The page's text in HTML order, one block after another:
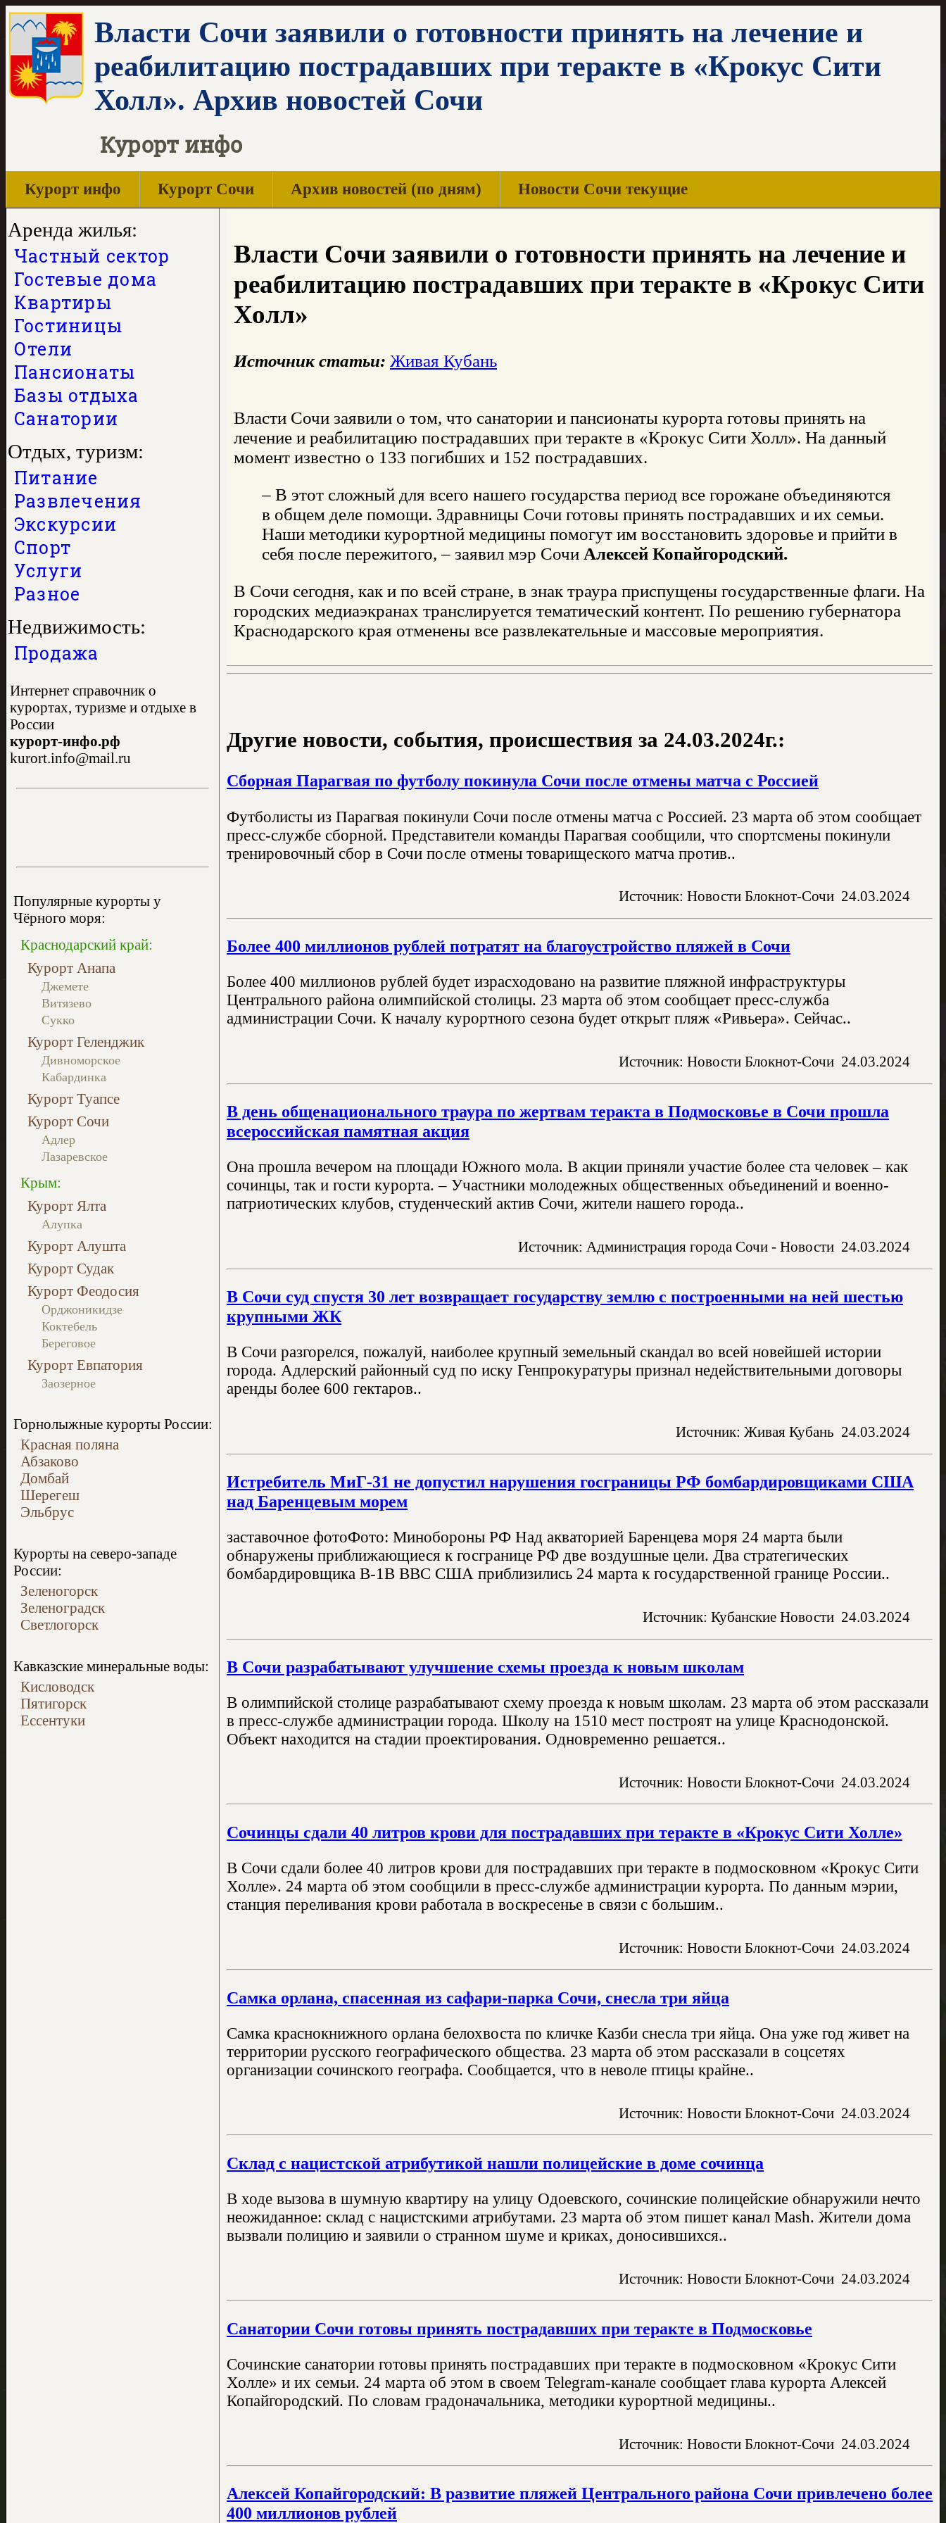
Власти Сочи заявили о готовности принять на лечение и
реабилитацию пострадавших при теракте в «Крокус Сити
Холл». Архив новостей Сочи
Курорт инфо
Курорт инфо Курорт Сочи Архив новостей (по дням) Новости Сочи текущие
Аренда жилья:
Частный сектор
Гостевые дома
Квартиры
Гостиницы
Отели
Пансионаты
Базы отдыха
Санатории
Отдых, туризм:
Питание
Развлечения
Экскурсии
Спорт
Услуги
Разное
Недвижимость:
Продажа
Интернет справочник о
курортах, туризме и отдыхе в
России
курорт-инфо.рф
kurort.info@mail.ru
Популярные курорты у
Чёрного моря:
Краснодарский край:
Курорт Анапа
Джемете
Витязево
Сукко
Курорт Геленджик
Дивноморское
Кабардинка
Курорт Туапсе
Курорт Сочи
Адлер
Лазаревское
Крым:
Курорт Ялта
Алупка
Курорт Алушта
Курорт Судак
Курорт Феодосия
Орджоникидзе
Коктебель
Береговое
Курорт Евпатория
Заозерное
Горнолыжные курорты России:
Красная поляна
Абзаково
Домбай
Шерегеш
Эльбрус
Курорты на северо-западе
России:
Зеленогорск
Зеленоградск
Светлогорск
Кавказские минеральные воды:
Кисловодск
Пятигорск
Ессентуки
Власти Сочи заявили о готовности принять на лечение и
реабилитацию пострадавших при теракте в «Крокус Сити
Холл»
Источник статьи: Живая Кубань
Власти Сочи заявили о том, что санатории и пансионаты курорта готовы принять на
лечение и реабилитацию пострадавших при теракте в «Крокус Сити Холл». На данный
момент известно о 133 погибших и 152 пострадавших.
– В этот сложный для всего нашего государства период все горожане объединяются
в общем деле помощи. Здравницы Сочи готовы принять пострадавших и их семьи.
Наши методики курортной медицины помогут им восстановить здоровье и прийти в
себя после пережитого, – заявил мэр Сочи Алексей Копайгородский.
В Сочи сегодня, как и по всей стране, в знак траура приспущены государственные флаги. На
городских медиаэкранах транслируется тематический контент. По решению губернатора
Краснодарского края отменены все развлекательные и массовые мероприятия.
Другие новости, события, происшествия за 24.03.2024г.:
Сборная Парагвая по футболу покинула Сочи после отмены матча с Россией
Футболисты из Парагвая покинули Сочи после отмены матча с Россией. 23 марта об этом сообщает
пресс-службе сборной. Представители команды Парагвая сообщили, что спортсмены покинули
тренировочный сбор в Сочи после отмены товарищеского матча против..
Источник: Новости Блокнот-Сочи 24.03.2024
Более 400 миллионов рублей потратят на благоустройство пляжей в Сочи
Более 400 миллионов рублей будет израсходовано на развитие пляжной инфраструктуры
Центрального района олимпийской столицы. 23 марта об этом сообщает пресс-служба
администрации Сочи. К началу курортного сезона будет открыт пляж «Ривьера». Сейчас..
Источник: Новости Блокнот-Сочи 24.03.2024
В день общенационального траура по жертвам теракта в Подмосковье в Сочи прошла
всероссийская памятная акция
Она прошла вечером на площади Южного мола. В акции приняли участие более ста человек – как
сочинцы, так и гости курорта. – Участники молодежных общественных объединений и военно-
патриотических клубов, студенческий актив Сочи, жители нашего города..
Источник: Администрация города Сочи - Новости 24.03.2024
В Сочи суд спустя 30 лет возвращает государству землю с построенными на ней шестью
крупными ЖК
В Сочи разгорелся, пожалуй, наиболее крупный земельный скандал во всей новейшей истории
города. Адлерский районный суд по иску Генпрокуратуры признал недействительными договоры
аренды более 600 гектаров..
Источник: Живая Кубань 24.03.2024
Истребитель МиГ-31 не допустил нарушения госграницы РФ бомбардировщиками США
над Баренцевым морем
заставочное фотоФото: Минобороны РФ Над акваторией Баренцева моря 24 марта были
обнаружены приближающиеся к госгранице РФ две воздушные цели. Два стратегических
бомбардировщика В-1В ВВС США приблизились 24 марта к государственной границе России..
Источник: Кубанские Новости 24.03.2024
В Сочи разрабатывают улучшение схемы проезда к новым школам
В олимпийской столице разрабатывают схему проезда к новым школам. 23 марта об этом рассказали
в пресс-службе администрации города. Школу на 1510 мест построят на улице Краснодонской.
Объект находится на стадии проектирования. Одновременно решается..
Источник: Новости Блокнот-Сочи 24.03.2024
Сочинцы сдали 40 литров крови для пострадавших при теракте в «Крокус Сити Холле»
В Сочи сдали более 40 литров крови для пострадавших при теракте в подмосковном «Крокус Сити
Холле». 24 марта об этом сообщили в пресс-службе администрации курорта. По данным мэрии,
станция переливания крови работала в воскресенье в связи с большим..
Источник: Новости Блокнот-Сочи 24.03.2024
Самка орлана, спасенная из сафари-парка Сочи, снесла три яйца
Самка краснокнижного орлана белохвоста по кличке Казби снесла три яйца. Она уже год живет на
территории русского географического общества. 23 марта об этом рассказали в соцсетях
организации сочинского географа. Сообщается, что в неволе птицы крайне..
Источник: Новости Блокнот-Сочи 24.03.2024
Склад с нацистской атрибутикой нашли полицейские в доме сочинца
В ходе вызова в шумную квартиру на улицу Одоевского, сочинские полицейские обнаружили нечто
неожиданное: склад с нацистскими атрибутами. 23 марта об этом пишет канал Mash. Жители дома
вызвали полицию и заявили о странном шуме и криках, доносившихся..
Источник: Новости Блокнот-Сочи 24.03.2024
Санатории Сочи готовы принять пострадавших при теракте в Подмосковье
Сочинские санатории готовы принять пострадавших при теракте в подмосковном «Крокус Сити
Холле» и их семьи. 24 марта об этом в своем Telegram-канале сообщает глава курорта Алексей
Копайгородский. По словам градоначальника, методики курортной медицины..
Источник: Новости Блокнот-Сочи 24.03.2024
Алексей Копайгородский: В развитие пляжей Центрального района Сочи привлечено более
400 миллионов рублей